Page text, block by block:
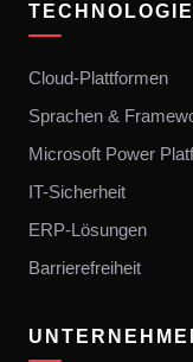
Cloud-Plattformen
Sprachen &
Microsoft Power
IT-Sicherheit
ERP-Lösungen
Barrierefreiheit